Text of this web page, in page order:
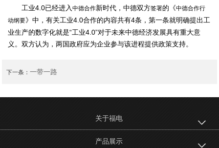
工业4.0已经进入中德合作新时代，中德双方签署的《中德合作行
动纲要》中，有关工业4.0合作的内容共有4条，第一条就明确提出工
业生产的数字化就是“工业4.0”对于未来中德经济发展具有重大意
义。双方认为，两国政府应为企业参与该进程提供政策支持。
下一条：一带一路
关于福电
产品展示